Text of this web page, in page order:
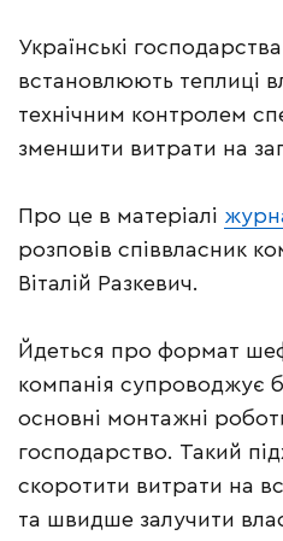
Українські
встановлюють теплиці
технічним контролем
зменшити витрати на
Про це в матеріалі
розповів співвласник
Віталій Разкевич.
Йдеться про формат
компанія супроводжує
основні монтажні
господарство. Такий
скоротити витрати на
та швидше залучити